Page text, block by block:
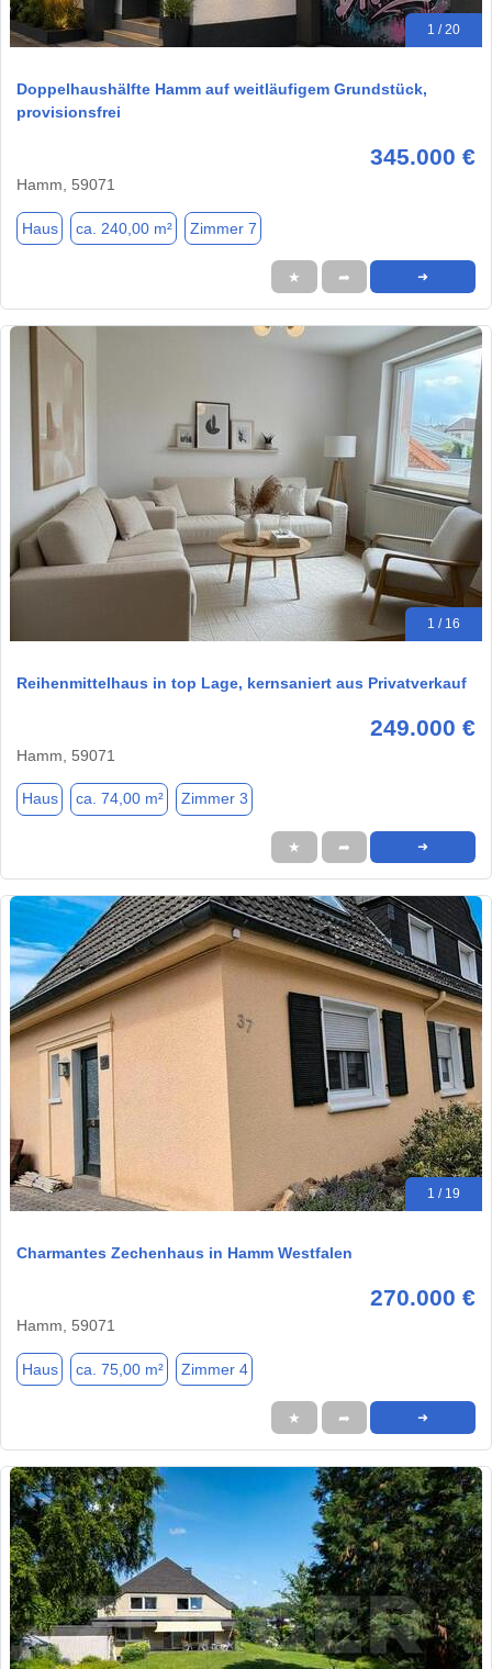
1 / 20
Doppelhaushälfte Hamm auf weitläufigem Grundstück,
provisionsfrei
345.000 €
Hamm, 59071
Haus ca. 240,00 m² Zimmer 7
★ ➦ ➜
1 / 16
Reihenmittelhaus in top Lage, kernsaniert aus Privatverkauf
249.000 €
Hamm, 59071
Haus ca. 74,00 m² Zimmer 3
★ ➦ ➜
1 / 19
Charmantes Zechenhaus in Hamm Westfalen
270.000 €
Hamm, 59071
Haus ca. 75,00 m² Zimmer 4
★ ➦ ➜